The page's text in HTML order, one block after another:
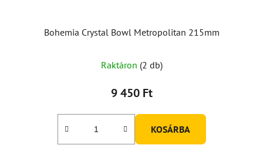
Bohemia Crystal Bowl Metropolitan 215mm
termék
átlagos
5-
Raktáron (2 db)
9 450 Ft
KOSÁRBA